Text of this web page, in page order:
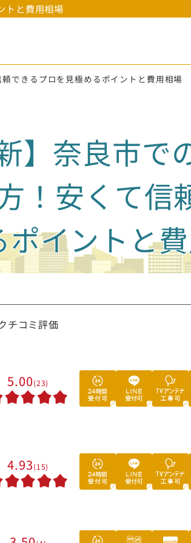
トと費用相場
できるプロを見極めるポイントと費用相場
】奈良市で
！安くて信
イントと
チコミ評価
5.00(23)
4.93(15)